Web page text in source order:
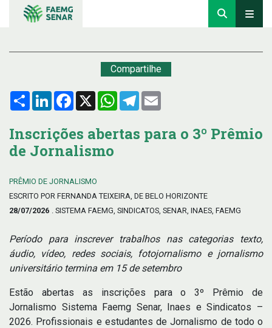
Compartilhe
Compartilhar
LinkedInFacebook
X WhatsApp
Telegram
Inscrições abertas para o 3º Prêmio
de Jornalismo
PRÊMIO DE JORNALISMO
ESCRITO POR FERNANDA TEIXEIRA, DE BELO HORIZONTE
28/07/2026 . SISTEMA FAEMG, SINDICATOS, SENAR, INAES, FAEMG
Período para inscrever trabalhos nas categorias texto,
áudio, vídeo, redes sociais, fotojornalismo e jornalismo
universitário termina em 15 de setembro
Estão abertas as inscrições para o 3º Prêmio de
Jornalismo Sistema Faemg Senar, Inaes e Sindicatos –
2026. Profissionais e estudantes de Jornalismo de todo o